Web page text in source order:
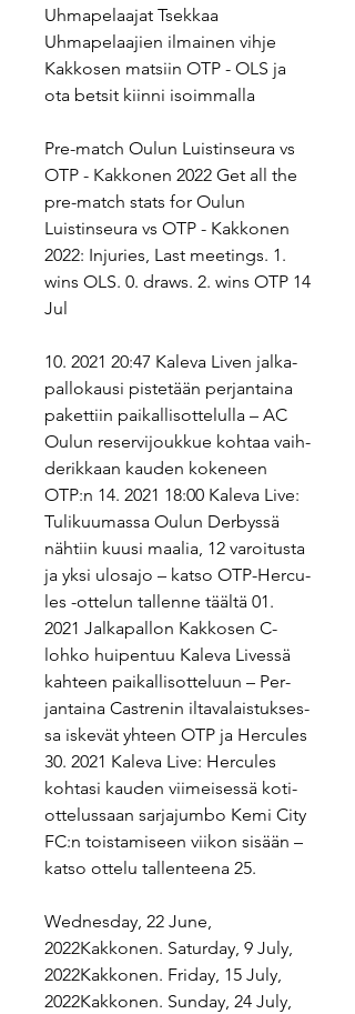
Uhmapelaajat Tsekkaa
Uhmapelaajien ilmainen vihje
Kakkosen matsiin OTP - OLS ja
ota betsit kiinni isoimmalla
Pre-match Oulun Luistinseura vs
OTP - Kakkonen 2022 Get all the
pre-match stats for Oulun
Luistinseura vs OTP - Kakkonen
2022: Injuries, Last meetings. 1.
wins OLS. 0. draws. 2. wins OTP 14
Jul
10. 2021 20:47 Kaleva Liven jal­ka­
pal­lo­kau­si pis­te­tään per­jan­tai­na
pa­ket­tiin pai­kal­lis­ot­te­lul­la – AC
Oulun re­ser­vi­jouk­kue kohtaa vaih­
de­rik­kaan kauden ko­ke­neen
OTP:n 14. 2021 18:00 Kaleva Live:
Tu­li­kuu­mas­sa Oulun Der­bys­sä
nähtiin kuusi maalia, 12 va­roi­tus­ta
ja yksi ulosajo – katso OTP-Her­cu­
les -ot­te­lun tal­len­ne täältä 01.
2021 Jal­ka­pal­lon Kak­ko­sen C-
lohko hui­pen­tuu Kaleva Livessä
kahteen pai­kal­lis­ot­te­luun – Per­
jan­tai­na Cast­re­nin il­ta­va­lais­tuk­ses­
sa iskevät yhteen OTP ja Her­cu­les
30. 2021 Kaleva Live: Her­cu­les
kohtasi kauden vii­mei­ses­sä ko­ti­
ot­te­lus­saan sar­ja­jum­bo Kemi City
FC:n tois­ta­mi­seen viikon sisään –
katso ottelu tal­len­tee­na 25.
Wednesday, 22 June,
2022Kakkonen. Saturday, 9 July,
2022Kakkonen. Friday, 15 July,
2022Kakkonen. Sunday, 24 July,